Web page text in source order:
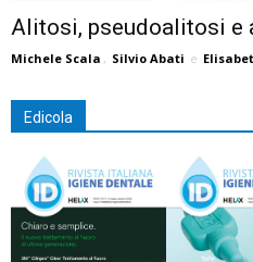
Alitosi, pseudoalitosi e
Michele Scala , Silvio Abati e
Edicola